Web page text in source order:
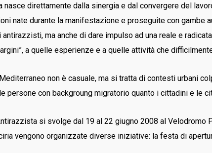
direttamente dalla sinergia e dal convergere del
nate durante la manifestazione e proseguite con gambe
ma anche di dare impulso ad una reale e
a quelle esperienze e a quelle attività che
non è casuale, ma si tratta di contesti urbani
persone con backgroung migratorio quanto i cittadini e le
si svolge dal 19 al 22 giugno 2008 al Velodromo
vengono organizzate diverse iniziative: la festa di